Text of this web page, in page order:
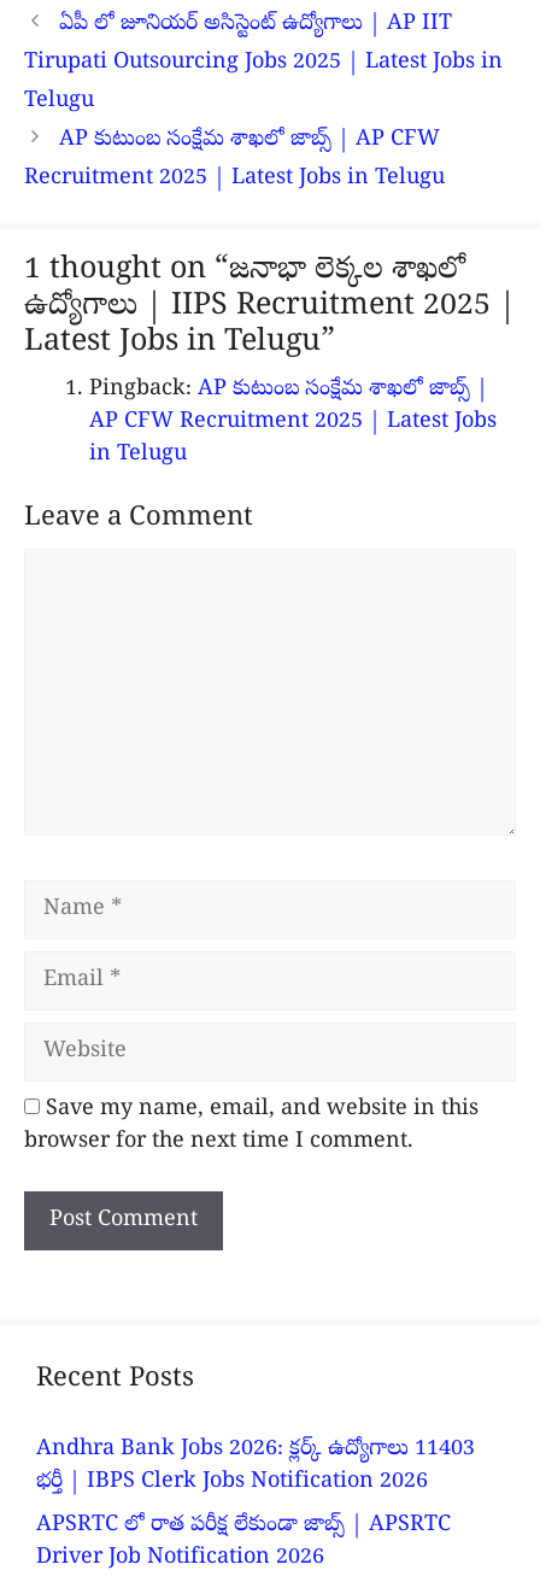
ఏపీ లో జూనియర్ అసిస్టెంట్ ఉద్యోగాలు | AP IIT
Tirupati Outsourcing Jobs 2025 | Latest Jobs in
Telugu
AP కుటుంబ సంక్షేమ శాఖలో జాబ్స్ | AP CFW
Recruitment 2025 | Latest Jobs in Telugu
1 thought on “జనాభా లెక్కల శాఖలో
ఉద్యోగాలు | IIPS Recruitment 2025 |
Latest Jobs in Telugu”
Pingback: AP కుటుంబ సంక్షేమ శాఖలో జాబ్స్ |
AP CFW Recruitment 2025 | Latest Jobs
in Telugu
Leave a Comment
Name
Email
Website
Save my name, email, and website in this
browser for the next time I comment.
Recent Posts
Andhra Bank Jobs 2026: క్లర్క్ ఉద్యోగాలు 11403
భర్తీ | IBPS Clerk Jobs Notification 2026
APSRTC లో రాత పరీక్ష లేకుండా జాబ్స్ | APSRTC
Driver Job Notification 2026